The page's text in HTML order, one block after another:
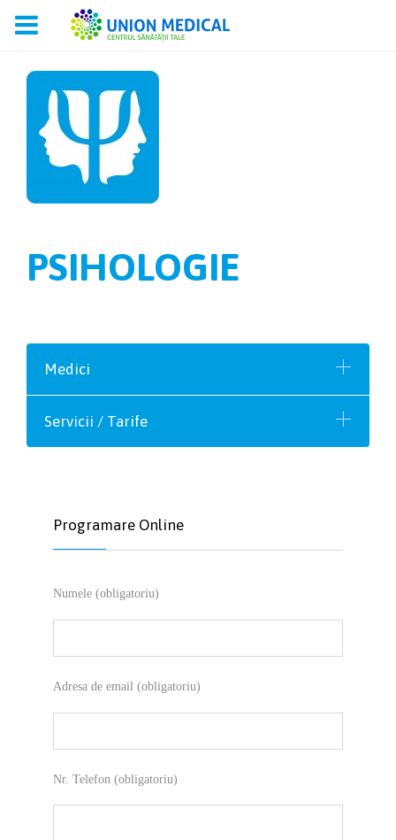
PSIHOLOGIE
Medici
Servicii / Tarife
Programare Online
Numele (obligatoriu)
Adresa de email (obligatoriu)
Nr. Telefon (obligatoriu)